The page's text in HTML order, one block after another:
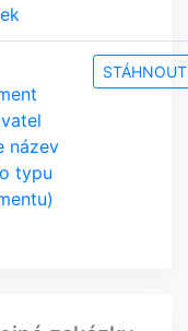
název
typu
STÁHNOUT